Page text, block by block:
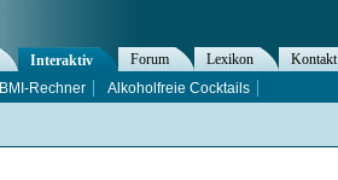
Interaktiv Forum Lexikon
Kontakt
BMI-Rechner Alkoholfreie Cocktails